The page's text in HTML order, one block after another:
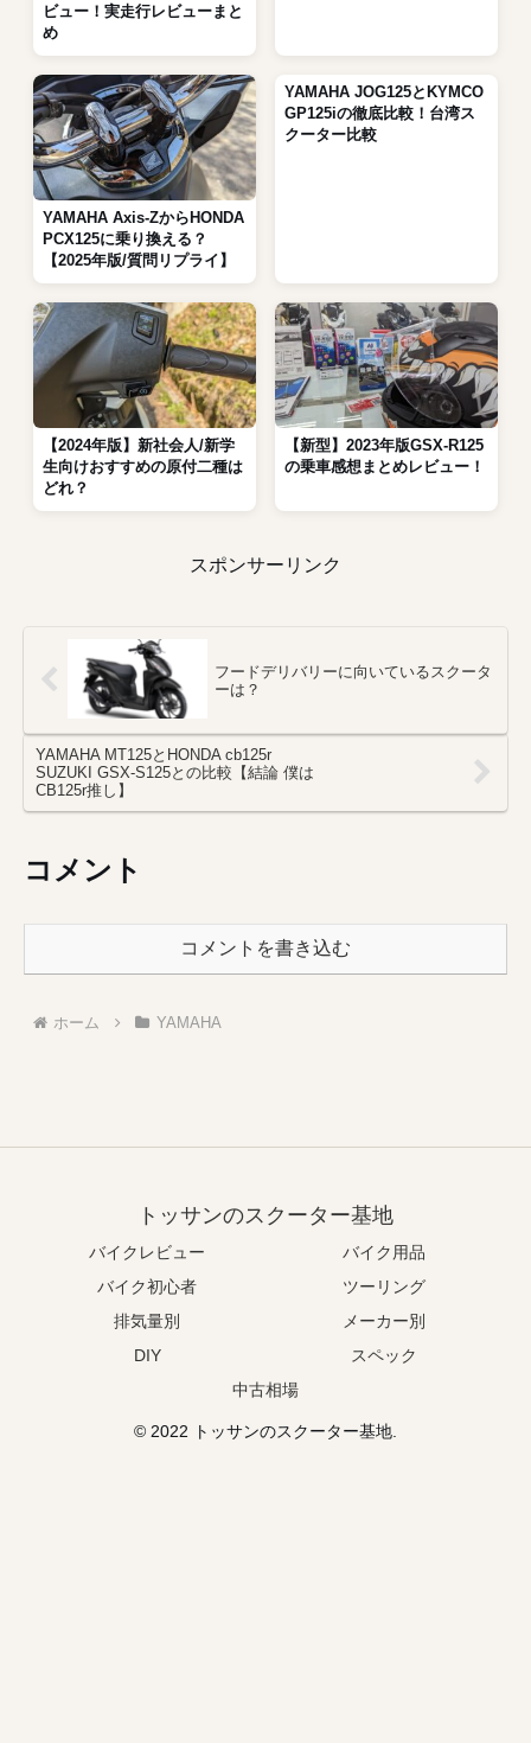
ビュー！実走行レビューまと
め
YAMAHA Axis-ZからHONDA
PCX125に乗り換える？
【2025年版/質問リプライ】
YAMAHA JOG125とKYMCO
GP125iの徹底比較！台湾ス
クーター比較
【2024年版】新社会人/新学
生向けおすすめの原付二種は
どれ？
【新型】2023年版GSX-R125
の乗車感想まとめレビュー！
スポンサーリンク
フードデリバリーに向いているスクータ
ーは？
YAMAHA MT125とHONDA cb125r
SUZUKI GSX-S125との比較【結論 僕は
CB125r推し】
コメント
コメントを書き込む
ホーム YAMAHA
トッサンのスクーター基地
バイクレビュー
バイク用品
バイク初心者
ツーリング
排気量別
メーカー別
DIY
スペック
中古相場
© 2022 トッサンのスクーター基地.